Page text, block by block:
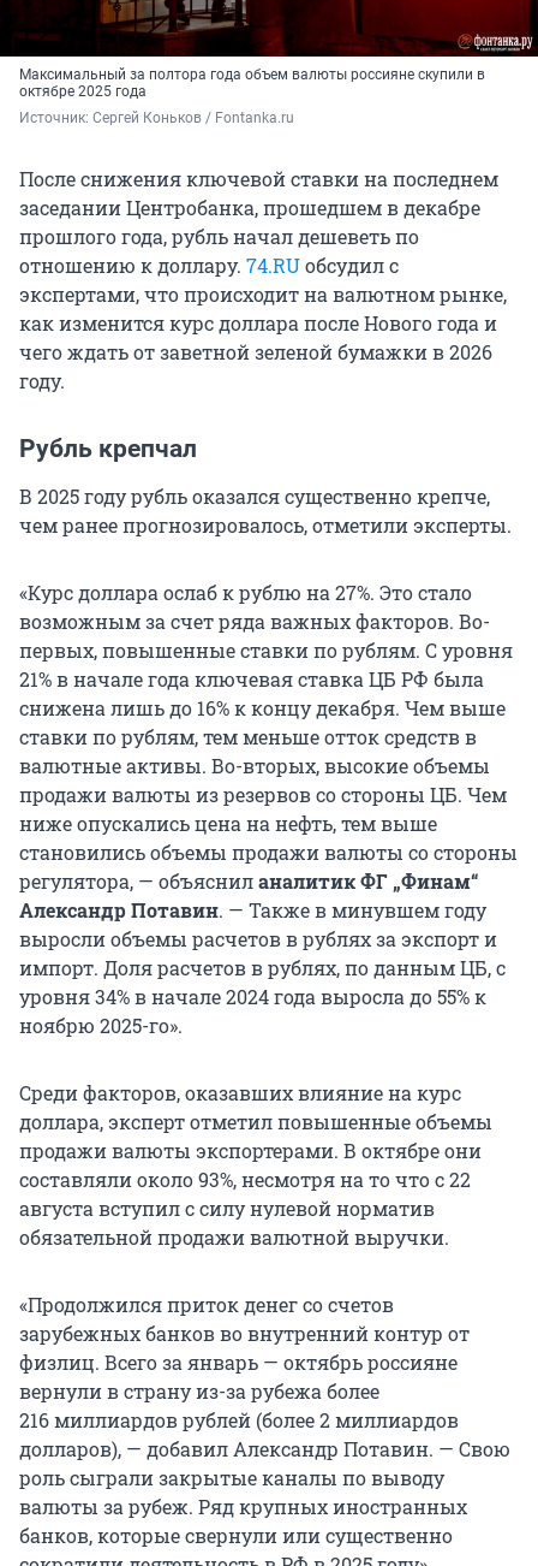
Максимальный за полтора года объем валюты россияне скупили в
октябре 2025 года
Источник: Сергей Коньков / Fontanka.ru
После снижения ключевой ставки на последнем
заседании Центробанка, прошедшем в декабре
прошлого года, рубль начал дешеветь по
отношению к доллару. 74.RUобсудил с
экспертами, что происходит на валютном рынке,
как изменится курс доллара после Нового года и
чего ждать от заветной зеленой бумажки в 2026
году.
Рубль крепчал
В 2025 году рубль оказался существенно крепче,
чем ранее прогнозировалось, отметили эксперты.
«Курс доллара ослаб к рублю на 27%. Это стало
возможным за счет ряда важных факторов. Во-
первых, повышенные ставки по рублям. С уровня
21% в начале года ключевая ставка ЦБ РФ была
снижена лишь до 16% к концу декабря. Чем выше
ставки по рублям, тем меньше отток средств в
валютные активы. Во-вторых, высокие объемы
продажи валюты из резервов со стороны ЦБ. Чем
ниже опускались цена на нефть, тем выше
становились объемы продажи валюты со стороны
регулятора, — объясниланалитик ФГ „Финам“
Александр Потавин. — Также в минувшем году
выросли объемы расчетов в рублях за экспорт и
импорт. Доля расчетов в рублях, по данным ЦБ, с
уровня 34% в начале 2024 года выросла до 55% к
ноябрю 2025-го».
Среди факторов, оказавших влияние на курс
доллара, эксперт отметил повышенные объемы
продажи валюты экспортерами. В октябре они
составляли около 93%, несмотря на то что с 22
августа вступил с силу нулевой норматив
обязательной продажи валютной выручки.
«Продолжился приток денег со счетов
зарубежных банков во внутренний контур от
физлиц. Всего за январь — октябрь россияне
вернули в страну из-за рубежа более
216 миллиардоврублей (более2 миллиардов
долларов), — добавил Александр Потавин. — Свою
роль сыграли закрытые каналы по выводу
валюты за рубеж. Ряд крупных иностранных
банков, которые свернули или существенно